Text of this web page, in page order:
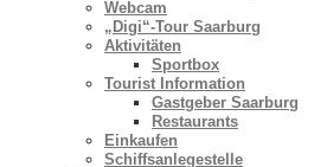
Webcam
„Digi“-Tour Saarburg
Aktivitäten
Sportbox
Tourist Information
Gastgeber Saarburg
Restaurants
Einkaufen
Schiffsanlegestelle